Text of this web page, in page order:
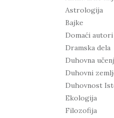
Astrologija
Bajke
Domaći autori
Dramska dela
Duhovna
Duhovni
Duhovnost
Ekologija
Filozofija